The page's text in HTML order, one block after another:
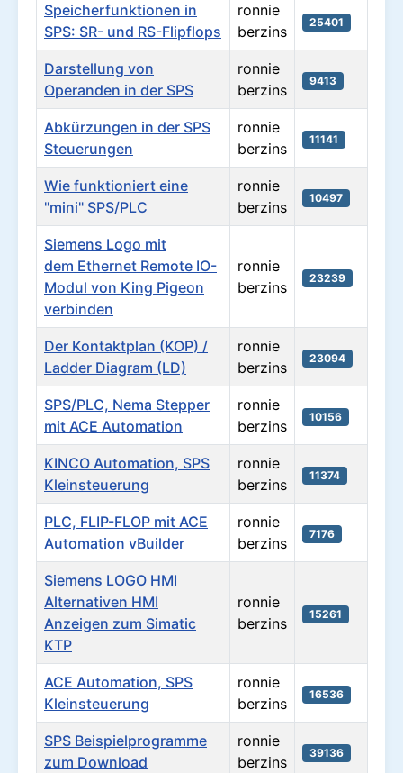
Speicherfunktionen in
SPS: SR- und RS-Flipflops
ronnie
berzins
25401
Darstellung von
Operanden in der SPS
ronnie
berzins
9413
Abkürzungen in der SPS
Steuerungen
ronnie
berzins
11141
Wie funktioniert eine
"mini" SPS/PLC
ronnie
berzins
10497
Siemens Logo mit
dem Ethernet Remote IO-
Modul von King Pigeon
verbinden
ronnie
berzins
23239
Der Kontaktplan (KOP) /
Ladder Diagram (LD)
ronnie
berzins
23094
SPS/PLC, Nema Stepper
mit ACE Automation
ronnie
berzins
10156
KINCO Automation, SPS
Kleinsteuerung
ronnie
berzins
11374
PLC, FLIP-FLOP mit ACE
Automation vBuilder
ronnie
berzins
7176
Siemens LOGO HMI
Alternativen HMI
Anzeigen zum Simatic
KTP
ronnie
berzins
15261
ACE Automation, SPS
Kleinsteuerung
ronnie
berzins
16536
SPS Beispielprogramme
zum Download
ronnie
berzins
39136